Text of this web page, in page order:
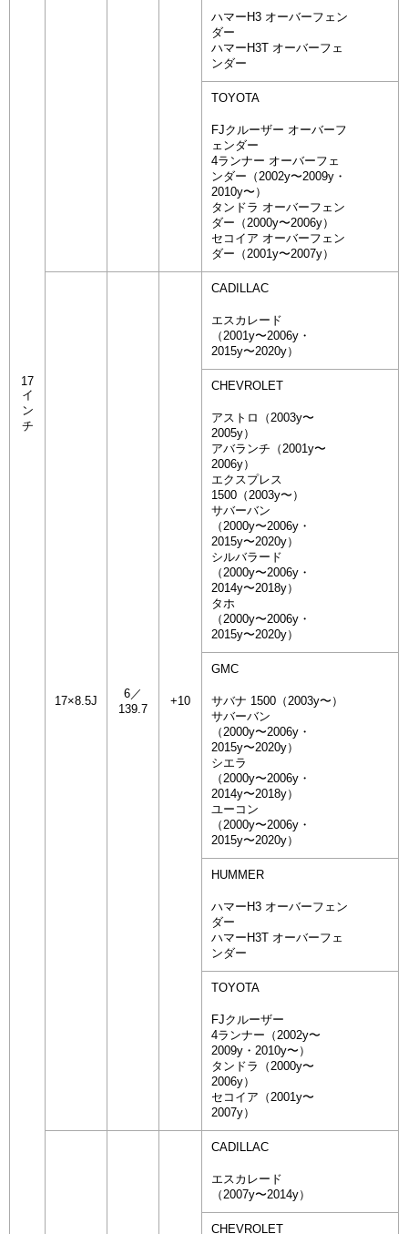
17
イ
ン
チ
ハマーH3 オーバーフェン
ダー
ハマーH3T オーバーフェ
ンダー
TOYOTA
FJクルーザー オーバーフ
ェンダー
4ランナー オーバーフェ
ンダー（2002y〜2009y・
2010y〜）
タンドラ オーバーフェン
ダー（2000y〜2006y）
セコイア オーバーフェン
ダー（2001y〜2007y）
17×8.5J
6／
139.7
+10
CADILLAC
エスカレード
（2001y〜2006y・
2015y〜2020y）
CHEVROLET
アストロ（2003y〜
2005y）
アバランチ（2001y〜
2006y）
エクスプレス
1500（2003y〜）
サバーバン
（2000y〜2006y・
2015y〜2020y）
シルバラード
（2000y〜2006y・
2014y〜2018y）
タホ
（2000y〜2006y・
2015y〜2020y）
GMC
サバナ 1500（2003y〜）
サバーバン
（2000y〜2006y・
2015y〜2020y）
シエラ
（2000y〜2006y・
2014y〜2018y）
ユーコン
（2000y〜2006y・
2015y〜2020y）
HUMMER
ハマーH3 オーバーフェン
ダー
ハマーH3T オーバーフェ
ンダー
TOYOTA
FJクルーザー
4ランナー（2002y〜
2009y・2010y〜）
タンドラ（2000y〜
2006y）
セコイア（2001y〜
2007y）
CADILLAC
エスカレード
（2007y〜2014y）
CHEVROLET